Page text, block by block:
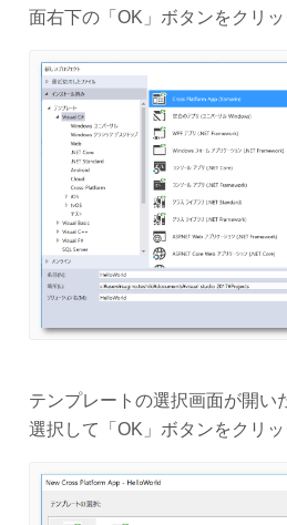
面右下の「OK」ボタンをクリッ
テンプレートの選択画面が開い
選択して「OK」ボタンをクリッ